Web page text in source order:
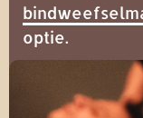
optie.